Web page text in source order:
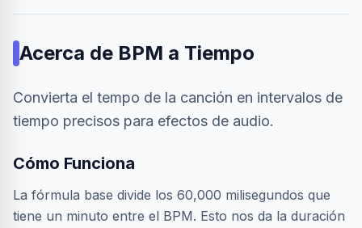
Acerca de BPM a Tiempo
Convierta el tempo de la canción en intervalos de
tiempo precisos para efectos de audio.
Cómo Funciona
La fórmula base divide los 60,000 milisegundos que
tiene un minuto entre el BPM. Esto nos da la duración